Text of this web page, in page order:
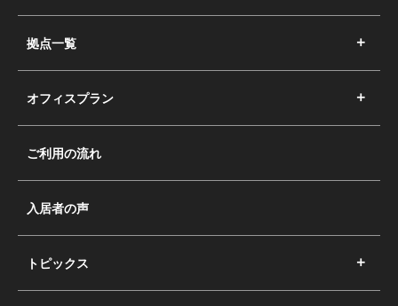
拠点一覧
オフィスプラン
ご利用の流れ
入居者の声
トピックス